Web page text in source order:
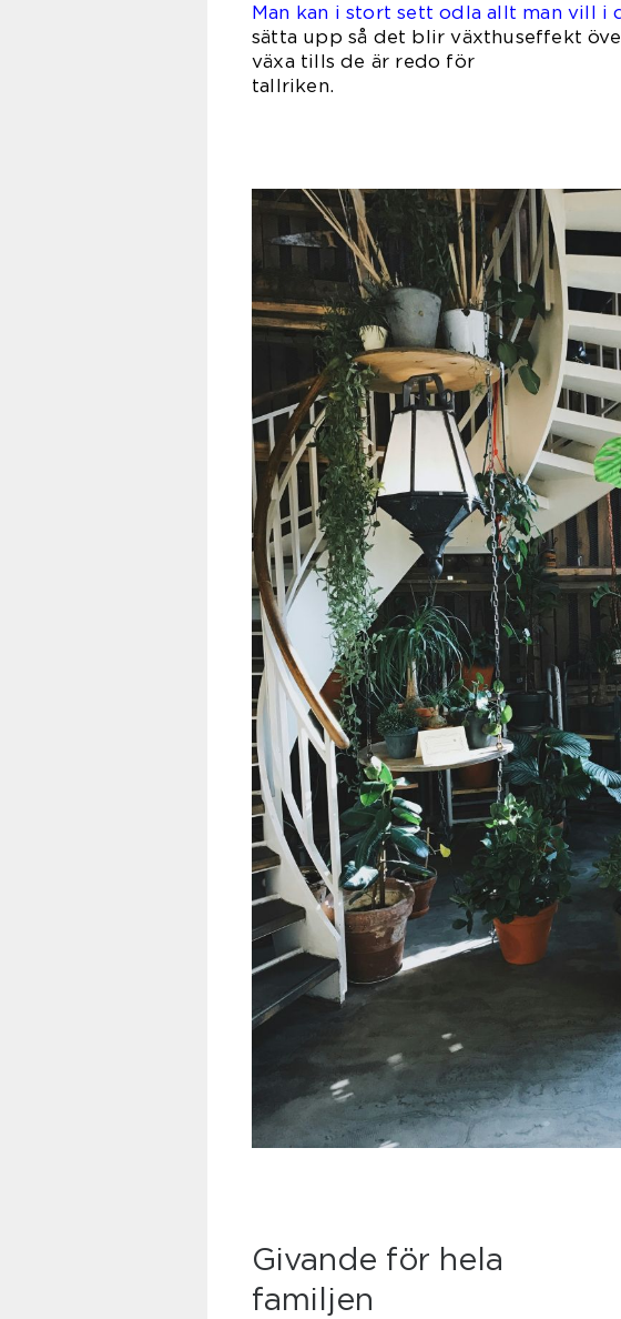
Man kan i stort sett odla allt man vill i
sätta upp så det blir växthuseffekt
växa tills de är redo för
Givande för hela
familjen